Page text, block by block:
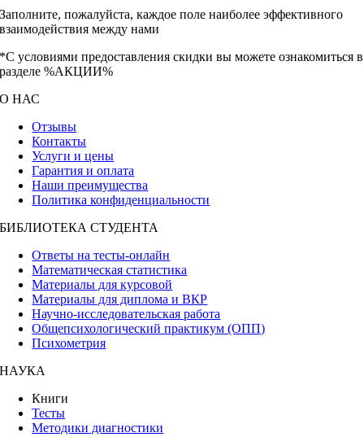
Заполните, пожалуйста, каждое поле наиболее эффективного
взаимодействия между нами
*С условиями предоставления скидки вы можете ознакомиться в
разделе %АКЦИИ%
О НАС
Отзывы
Контакты
Услуги и цены
Гарантия и оплата
Наши преимущества
Политика конфиденциальности
БИБЛИОТЕКА СТУДЕНТА
Ответы на тесты-онлайн
Математическая статистика
Материалы для курсовой
Материалы для диплома и ВКР
Научно-исследовательская работа
Общепсихологический практикум (ОПП)
Психометрия
НАУКА
Книги
Тесты
Методики диагностики